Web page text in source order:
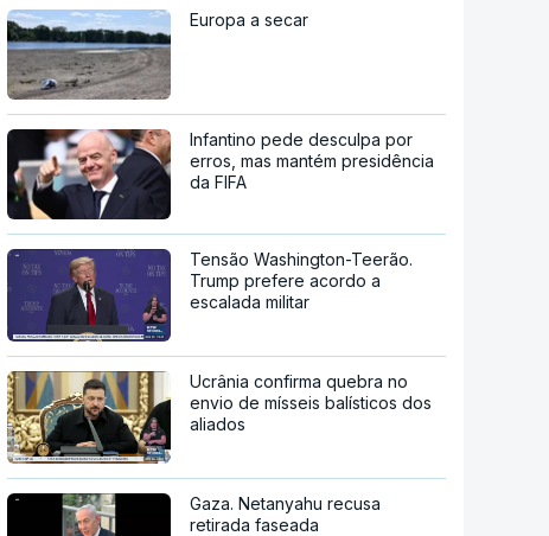
Europa a secar
Infantino pede desculpa por
erros, mas mantém presidência
da FIFA
Tensão Washington-Teerão.
Trump prefere acordo a
escalada militar
Ucrânia confirma quebra no
envio de mísseis balísticos dos
aliados
Gaza. Netanyahu recusa
retirada faseada